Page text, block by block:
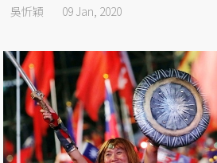
吳忻穎 09 Jan, 2020